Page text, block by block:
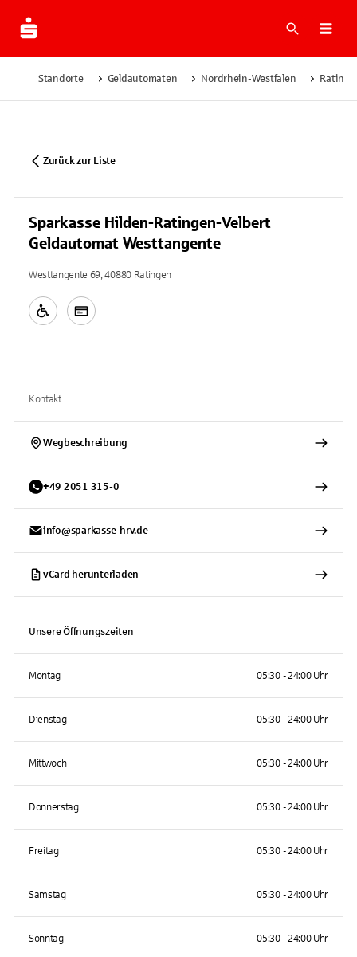
Suche
Standorte Geldautomaten Nordrhein-Westfalen
Zurück zur Liste
Sparkasse Hilden-Ratingen-Velbert
Geldautomat Westtangente
Westtangente 69, 40880 Ratingen
Kontakt
Wegbeschreibung
+49 2051 315-0
info@sparkasse-hrv.de
vCard herunterladen
Unsere Öffnungszeiten
Montag 05:30 - 24:00 Uhr
Dienstag 05:30 - 24:00 Uhr
Mittwoch 05:30 - 24:00 Uhr
Donnerstag 05:30 - 24:00 Uhr
Freitag 05:30 - 24:00 Uhr
Samstag 05:30 - 24:00 Uhr
Sonntag 05:30 - 24:00 Uhr